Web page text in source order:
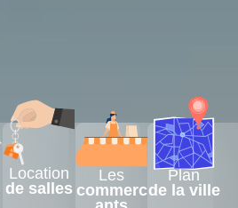
Location
de salles
Les
commerc
Plan
de la ville